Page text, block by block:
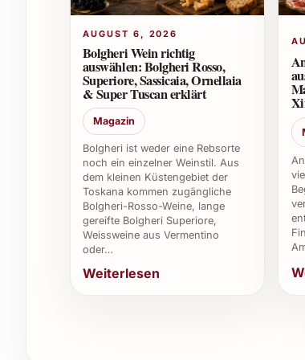
Wie sollte dieser Wein serviert
Colosía Solera Familiar Pedro
Optimal passt er als süsser
Welche Speisen passen gut zu
Er harmoniert hervorragend mit
oder Nüsse ergänzen sein Aroma
Kann man den Wein auch zum
AUGUST 6, 2026
Bolgheri Wein richtig
auswählen: Bolgheri Rosso,
Superiore, Sassicaia, Ornellaia
& Super Tuscan erklärt
Magazin
Bolgheri ist weder eine Rebsorte
noch ein einzelner Weinstil. Aus
dem kleinen Küstengebiet der
Toskana kommen zugängliche
Bolgheri-Rosso-Weine, lange
gereifte Bolgheri Superiore,
Weissweine aus Vermentino
oder…
Weiterlesen